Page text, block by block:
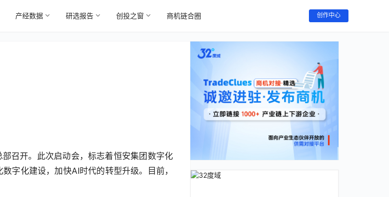
产经数据 研选报告 创投之窗 商机链合圈 创作中心
召开。此次启动会，标志着恒安集团数字化
字化建设，加快AI时代的转型升级。目前，